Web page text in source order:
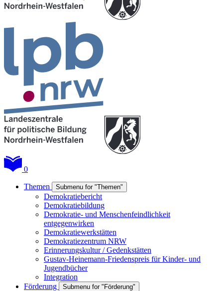
0
Themen Submenu for "Themen"
Demokratiebericht
Demokratiebildung
Demokratie- und Menschenfeindlichkeit
entgegenwirken
Demokratiewerkstätten
Demokratiezentrum NRW
Erinnerungskultur / Gedenkstätten
Gustav-Heinemann-Friedenspreis für Kinder- und
Jugendbücher
Integration
Förderung
Submenu for "Förderung"